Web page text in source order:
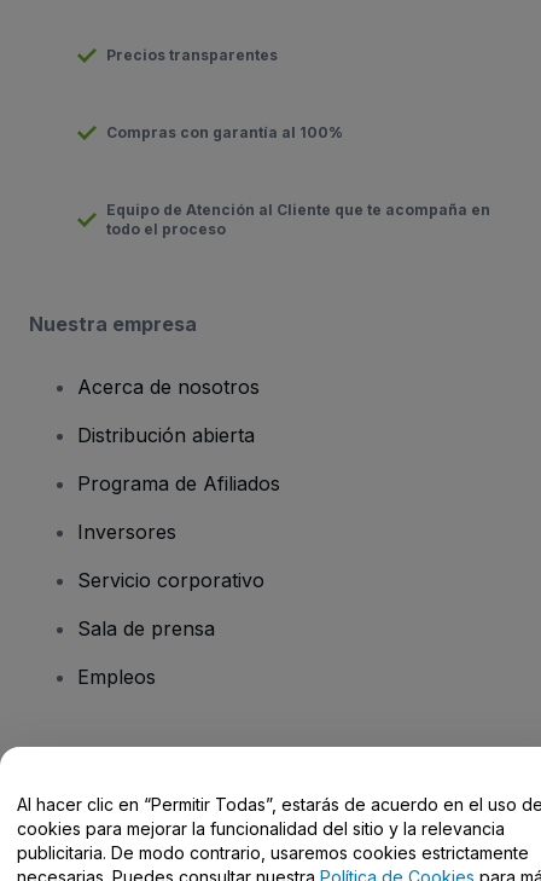
Precios transparentes
Compras con garantía al 100%
Equipo de Atención al Cliente que te acompaña en
todo el proceso
Nuestra empresa
Acerca de nosotros
Distribución abierta
Programa de Afiliados
Inversores
Servicio corporativo
Sala de prensa
Empleos
Centro de Ayuda / Contacto
Al hacer clic en “Permitir Todas”, estarás de acuerdo en el uso
cookies para mejorar la funcionalidad del sitio y la relevancia
publicitaria. De modo contrario, usaremos cookies estrictamente
necesarias. Puedes consultar nuestra Política de Cookies para